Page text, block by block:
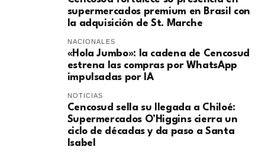
supermercados premium en Brasil con
la adquisición de St. Marche
NACIONALES
«Hola Jumbo»: la cadena de Cencosud
estrena las compras por WhatsApp
impulsadas por IA
NOTICIAS
Cencosud sella su llegada a Chiloé:
Supermercados O’Higgins cierra un
ciclo de décadas y da paso a Santa
Isabel